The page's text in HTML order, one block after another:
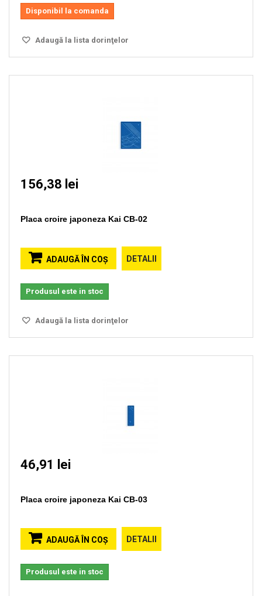
Disponibil la comanda
Adaugă la lista dorinţelor
156,38 lei
Placa croire japoneza Kai CB-02
ADAUGĂ ÎN COŞ DETALII
Produsul este in stoc
Adaugă la lista dorinţelor
46,91 lei
Placa croire japoneza Kai CB-03
ADAUGĂ ÎN COŞ DETALII
Produsul este in stoc